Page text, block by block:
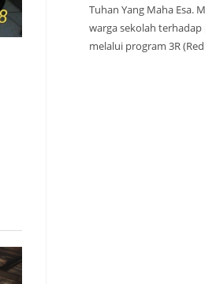
Tuhan Yang Maha Esa.
warga sekolah
melalui program 3R